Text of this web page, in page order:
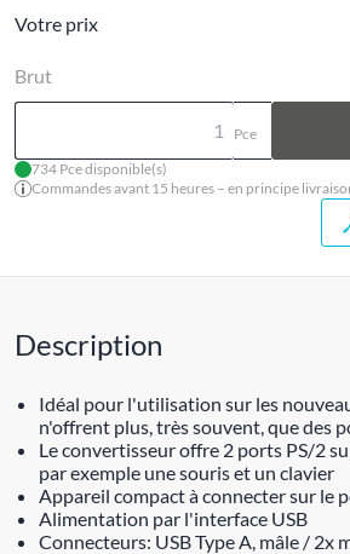
Votre prix
Brut
Pce
734 Pce disponible(s)
Commandes avant 15 heures – en principe
Description
Idéal pour l'utilisation sur les
n'offrent plus, très souvent, que des
Le convertisseur offre 2 ports PS/2
par exemple une souris et un clavier
Appareil compact à connecter sur le
Alimentation par l'interface USB
Connecteurs: USB Type A, mâle / 2x